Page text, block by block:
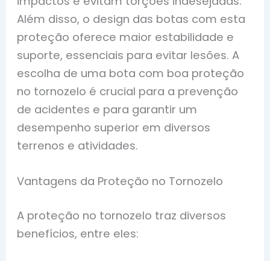
Além disso, o design das botas com esta
proteção oferece maior estabilidade e
suporte, essenciais para evitar lesões. A
escolha de uma bota com boa proteção
no tornozelo é crucial para a prevenção
de acidentes e para garantir um
desempenho superior em diversos
terrenos e atividades.
Vantagens da Proteção no Tornozelo
A proteção no tornozelo traz diversos
benefícios, entre eles: